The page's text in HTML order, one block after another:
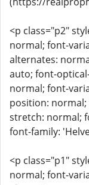
<p class="p2"
normal; font-
alternates:
auto; font-
normal; font-
position:
stretch: normal;
font-family:
<p class="p1"
normal; font-